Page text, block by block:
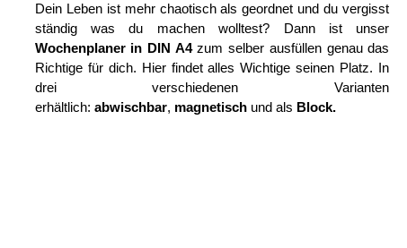
Dein Leben ist mehr chaotisch als geordnet und du vergisst
ständig was du machen wolltest? Dann ist unser
Wochenplaner in DIN A4zum selber ausfüllen genau das
Richtige für dich. Hier findet alles Wichtige seinen Platz. In
drei verschiedenen Varianten
erhältlich: abwischbar, magnetischund als Block.